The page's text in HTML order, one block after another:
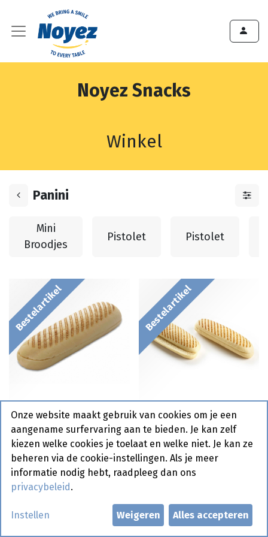
Noyez Snacks
Winkel
Panini
Mini
Broodjes
Pistolet Pistolet
Bestelartikel
2355 Panini Naturel
Gegrild 21 cm Pastridor
65 x 110 gr
Bestelartikel
4410 Panini Prégrilled /
Pre-Sliced La Lorraine
55 x 110 gr
Bestelartikel
Onze website maakt gebruik van cookies om je een
aangename surfervaring aan te bieden. Je kan zelf
kiezen welke cookies je toelaat en welke niet. Je kan ze
beheren via de cookie-instellingen. Als je meer
informatie nodig hebt, raadpleeg dan ons
privacybeleid .
Instellen Weigeren Alles accepteren